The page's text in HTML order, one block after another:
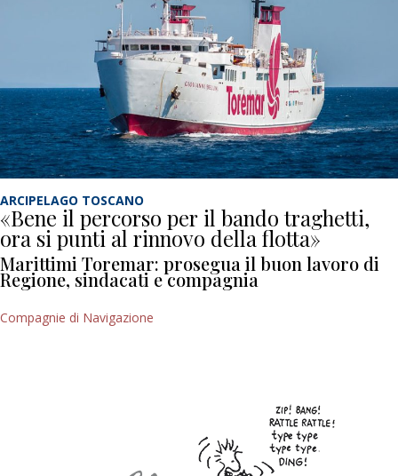
ARCIPELAGO TOSCANO
«Bene il percorso per il bando traghetti,
ora si punti al rinnovo della flotta»
Marittimi Toremar: prosegua il buon lavoro di
Regione, sindacati e compagnia
Compagnie di Navigazione